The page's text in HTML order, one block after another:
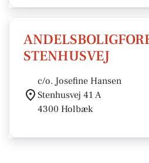
STENHUSVEJ
c/o. Josefine Hansen
Stenhusvej 41 A
4300 Holbæk